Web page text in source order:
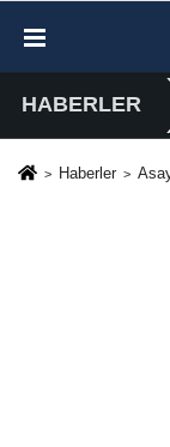
HABERLER
Haberler